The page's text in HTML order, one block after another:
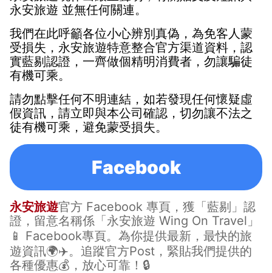
永安旅遊 並無任何關連。
我們在此呼籲各位小心辨別真偽， 為免客人蒙
受損失，永安旅遊特意整合官方渠道資料，認
實藍剔認證，一齊做個精明消費者，勿讓騙徒
有機可乘。
請勿點擊任何不明連結，如若發現任何懷疑虛
假資訊，請立即與本公司確認，切勿讓不法之
徒有機可乘，避免蒙受損失。
Facebook
永安旅遊官方 Facebook 專頁，獲「藍剔」認
證，留意名稱係「永安旅遊 Wing On Travel」
📱 Facebook專頁。為你提供最新，最快的旅
遊資訊🌍✈️。追蹤官方Post，緊貼我們提供的
各種優惠💰，放心可靠！🔒